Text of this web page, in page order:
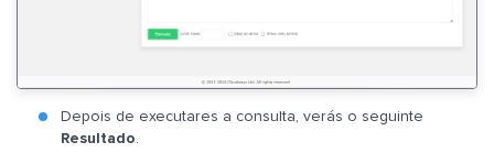
Depois de executares a consulta, verás o seguinte
Resultado